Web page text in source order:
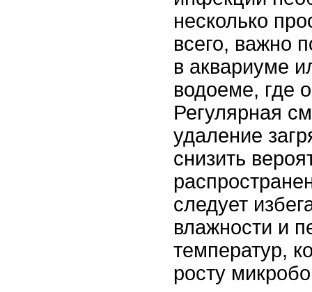
несколько
всего, важно
в аквариуме
водоеме, где
Регулярная
удаление
снизить
следует
влажности и
температур,
росту